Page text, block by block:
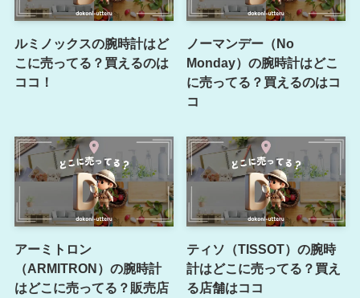
ルミノックスの腕時計はど
こに売ってる？買えるのは
ココ！
ノーマンデー（No
Monday）の腕時計はどこ
に売ってる？買えるのはコ
コ
アーミトロン
（ARMITRON）の腕時計
はどこに売ってる？販売店
ティソ（TISSOT）の腕時
計はどこに売ってる？買え
る店舗はココ